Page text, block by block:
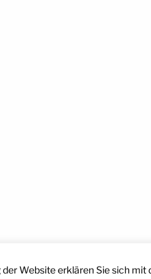
Website erklären Sie sich mit